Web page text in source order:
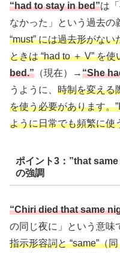
“had to stay in bed”は
なかった」という過去の
“must” には過去形がな
ときは “had to ＋ V” を使
bed.” （現在）→“She
うように、 時制を変える
を使う必要があります。
ように日常でも頻繁に使
ポイント3：”that
の強調
“Chiri died that same
の同じ夜に」という意味
指示形容詞と “same”（